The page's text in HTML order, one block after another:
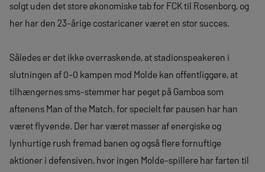
solgt uden det store økonomiske tab for FCK til Rosenborg, og
her har den 23-årige costaricaner været en stor succes.
Således er det ikke overraskende, at stadionspeakeren i
slutningen af 0-0 kampen mod Molde kan offentliggøre, at
tilhængernes sms-stemmer har peget på Gamboa som
aftenens Man of the Match, for specielt før pausen har han
været flyvende. Der har været masser af energiske og
lynhurtige rush fremad banen og også flere fornuftige
aktioner i defensiven, hvor ingen Molde-spillere har farten til